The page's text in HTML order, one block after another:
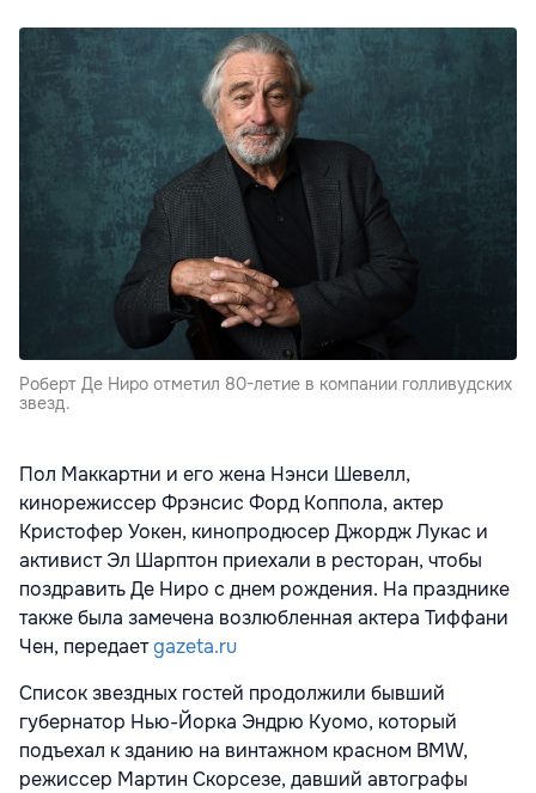
Роберт Де Ниро отметил 80-летие в компании голливудских
звезд.
Пол Маккартни и его жена Нэнси Шевелл,
кинорежиссер Фрэнсис Форд Коппола, актер
Кристофер Уокен, кинопродюсер Джордж Лукас и
активист Эл Шарптон приехали в ресторан, чтобы
поздравить Де Ниро с днем рождения. На празднике
также была замечена возлюбленная актера Тиффани
Чен, передаетgazeta.ru
Список звездных гостей продолжили бывший
губернатор Нью-Йорка Эндрю Куомо, который
подъехал к зданию на винтажном красном BMW,
режиссер Мартин Скорсезе, давший автографы